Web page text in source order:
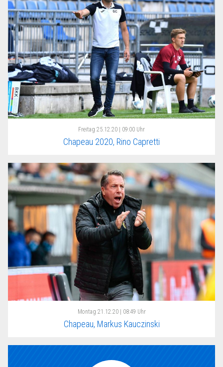
Freitag 25.12.20 | 09:00 Uhr
Chapeau 2020, Rino Capretti
Montag 21.12.20 | 08:49 Uhr
Chapeau, Markus Kauczinski